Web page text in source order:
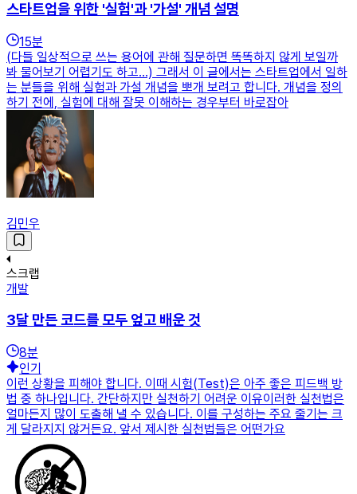
스타트업을 위한 '실험'과 '가설' 개념 설명
15분
(다들 일상적으로 쓰는 용어에 관해 질문하면 똑똑하지 않게 보일까
봐 물어보기 어렵기도 하고...) 그래서 이 글에서는 스타트업에서 일하
는 분들을 위해 실험과 가설 개념을 뽀개 보려고 합니다. 개념을 정의
하기 전에, 실험에 대해 잘못 이해하는 경우부터 바로잡아
김민우
스크랩
개발
3달 만든 코드를 모두 엎고 배운 것
8분
인기
이런 상황을 피해야 합니다. 이때 시험(Test)은 아주 좋은 피드백 방
법 중 하나입니다. 간단하지만 실천하기 어려운 이유이러한 실천법은
얼마든지 많이 도출해 낼 수 있습니다. 이를 구성하는 주요 줄기는 크
게 달라지지 않거든요. 앞서 제시한 실천법들은 어떤가요